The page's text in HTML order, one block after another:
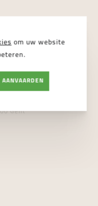
Gent
Gent
om uw website
AANVAARDEN